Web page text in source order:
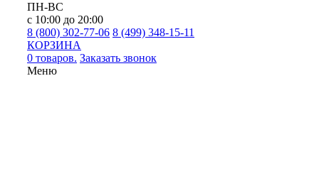
ПН-ВС
с 10:00 до 20:00
8 (800) 302-77-06 8 (499) 348-15-11
КОРЗИНА
0 товаров. Заказать звонок
Меню